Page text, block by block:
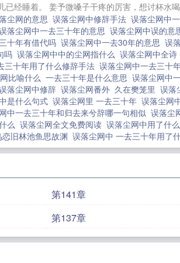
震撼华夏，我的景区通万界 [综英
怀了邪神子嗣 府上有位表小姐（快
前的纲吉 降谷青梅，但前女友 艾
林竹生大师兄 揍敌客的未婚妻
]老佛爷是我爹 你打开了揍敌客女
经睡着。 姜予微嗓子干疼的厉害，想讨杯水
尘网的意思 误落尘网中修辞手法 误落尘网中
落尘网中一去三十年的意思 误落尘网中误的意
十年有借代吗 误落尘网中一去30年的意思 误
吗 误落尘网中中的尘网指什么 误落尘网中全诗
三十年用了什么修辞手法 误落尘网中一去三十
比喻什么 一去三十年是什么意思 误落尘网中
落尘网中修辞 误落尘网番外 久在樊笼里 误落
是什么句式 误落尘网里 一去三十年 误落尘网
中一去三十年和归去来兮辞哪一句相似 误落尘
么 误落尘网全文免费阅读 误落尘网中用了什
旧林池鱼思故渊 误落尘网中 一去三十年用了
第141章
第137章